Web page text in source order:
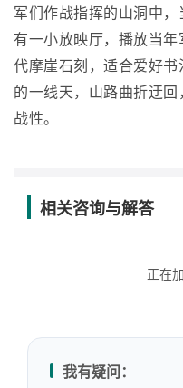
军们作战指挥的山洞中
有一小放映厅，播放当
代摩崖石刻，适合爱好
的一线天，山路曲折迂
战性。
相关咨询与解答
正在
我有疑问：